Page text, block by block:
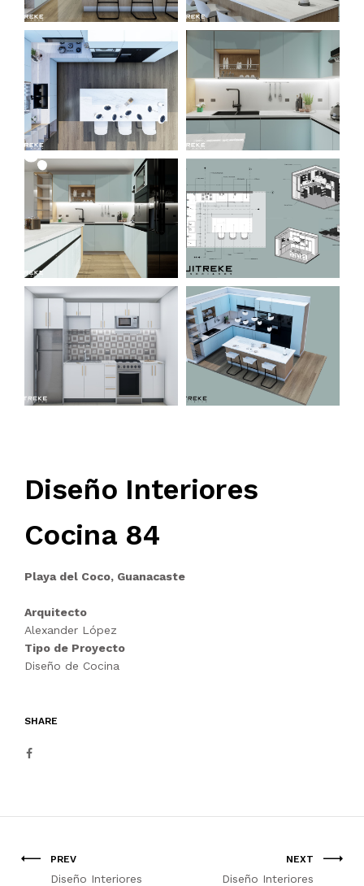
Diseño Interiores
Cocina 84
Playa del Coco, Guanacaste
Arquitecto
Alexander López
Tipo de Proyecto
Diseño de Cocina
SHARE
PREV
Diseño Interiores
NEXT
Diseño Interiores